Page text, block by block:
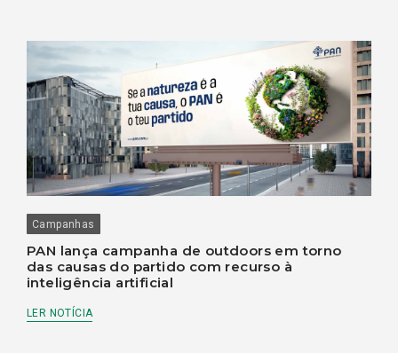
Campanhas
PAN lança campanha de outdoors em torno
das causas do partido com recurso à
inteligência artificial
LER NOTÍCIA